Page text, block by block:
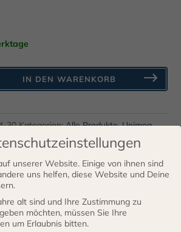
IN DEN WARENKORB
30 Kategorien:Alle Produkte,Unimog,
unserer Website. Einige von ihnen sind
uns helfen, diese Website und Deine
alt sind und Ihre Zustimmung zu
möchten, müssen Sie Ihre
um Erlaubnis bitten.